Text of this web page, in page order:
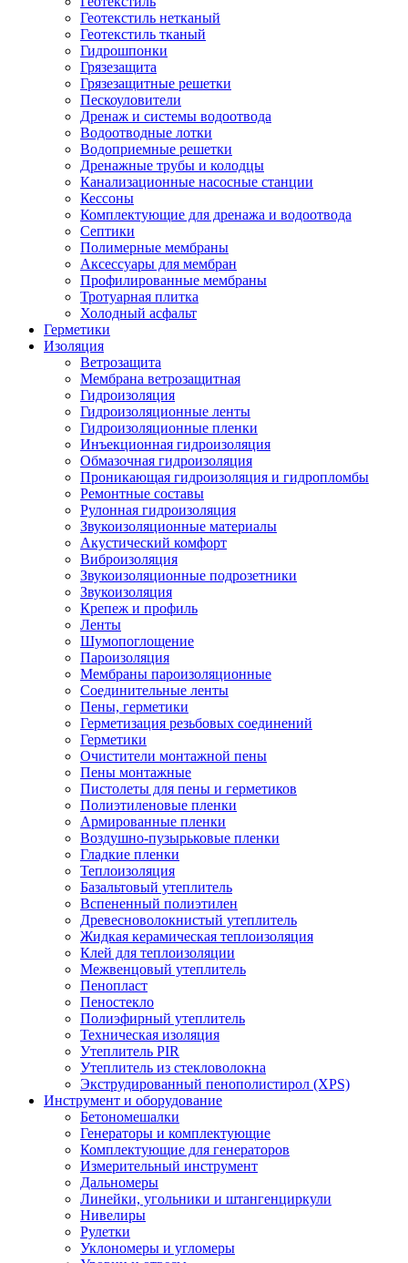
Геотекстиль нетканый
Геотекстиль тканый
Гидрошпонки
Грязезащита
Грязезащитные решетки
Пескоуловители
Дренаж и системы водоотвода
Водоотводные лотки
Водоприемные решетки
Дренажные трубы и колодцы
Канализационные насосные станции
Кессоны
Комплектующие для дренажа и водоотвода
Септики
Полимерные мембраны
Аксессуары для мембран
Профилированные мембраны
Тротуарная плитка
Холодный асфальт
Герметики
Изоляция
Ветрозащита
Мембрана ветрозащитная
Гидроизоляция
Гидроизоляционные ленты
Гидроизоляционные пленки
Инъекционная гидроизоляция
Обмазочная гидроизоляция
Проникающая гидроизоляция и гидропломбы
Ремонтные составы
Рулонная гидроизоляция
Звукоизоляционные материалы
Акустический комфорт
Виброизоляция
Звукоизоляционные подрозетники
Звукоизоляция
Крепеж и профиль
Ленты
Шумопоглощение
Пароизоляция
Мембраны пароизоляционные
Соединительные ленты
Пены, герметики
Герметизация резьбовых соединений
Герметики
Очистители монтажной пены
Пены монтажные
Пистолеты для пены и герметиков
Полиэтиленовые пленки
Армированные пленки
Воздушно-пузырьковые пленки
Гладкие пленки
Теплоизоляция
Базальтовый утеплитель
Вспененный полиэтилен
Древесноволокнистый утеплитель
Жидкая керамическая теплоизоляция
Клей для теплоизоляции
Межвенцовый утеплитель
Пенопласт
Пеностекло
Полиэфирный утеплитель
Техническая изоляция
Утеплитель PIR
Утеплитель из стекловолокна
Экструдированный пенополистирол (XPS)
Инструмент и оборудование
Бетономешалки
Генераторы и комплектующие
Комплектующие для генераторов
Измерительный инструмент
Дальномеры
Линейки, угольники и штангенциркули
Нивелиры
Рулетки
Уклономеры и угломеры